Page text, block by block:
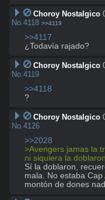
Choroy Nostalgico
No.4118 >>4119
>>4117
¿Todavía rajado?
Choroy Nostalgico
No.4119
>>4118
?
Choroy Nostalgico
No.4126
>>2028
>Avengers jamas la
ni siquiera la
Sí la doblaron,
mala. No estaba
montón de dones